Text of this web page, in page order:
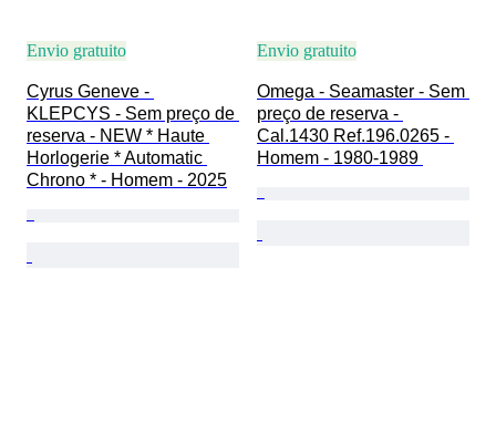
Envio gratuito
Cyrus Geneve -
KLEPCYS - Sem preço de
reserva - NEW * Haute
Horlogerie * Automatic
Chrono * - Homem - 2025
Envio gratuito
Omega - Seamaster - Sem
preço de reserva -
Cal.1430 Ref.196.0265 -
Homem - 1980-1989